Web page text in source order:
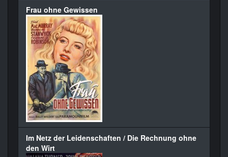
Frau ohne Gewissen
Im Netz der Leidenschaften / Die Rechnung ohne
den Wirt